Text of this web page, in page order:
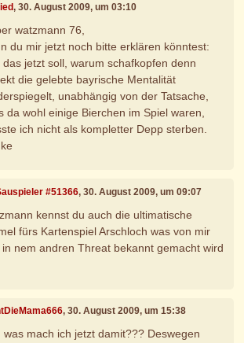
, 30. August 2009, um 03:10
watzmann 76,
du mir jetzt noch bitte erklären könntest:
das jetzt soll, warum schafkopfen denn
die gelebte bayrische Mentalität
unabhängig von der Tatsache,
da wohl einige Bierchen im Spiel waren,
ich nicht als kompletter Depp sterben.
#51366, 30. August 2009, um 09:07
kennst du auch die ultimatische
fürs Kartenspiel Arschloch was von mir
in nem andren Threat bekannt gemacht wird
, 30. August 2009, um 15:38
was mach ich jetzt damit??? Deswegen